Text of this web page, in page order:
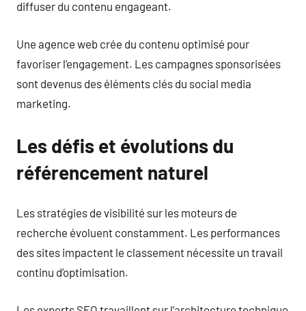
diffuser du contenu engageant.
Une agence web crée du contenu optimisé pour
favoriser l’engagement. Les campagnes sponsorisées
sont devenus des éléments clés du social media
marketing.
Les défis et évolutions du
référencement naturel
Les stratégies de visibilité sur les moteurs de
recherche évoluent constamment. Les performances
des sites impactent le classement nécessite un travail
continu d’optimisation.